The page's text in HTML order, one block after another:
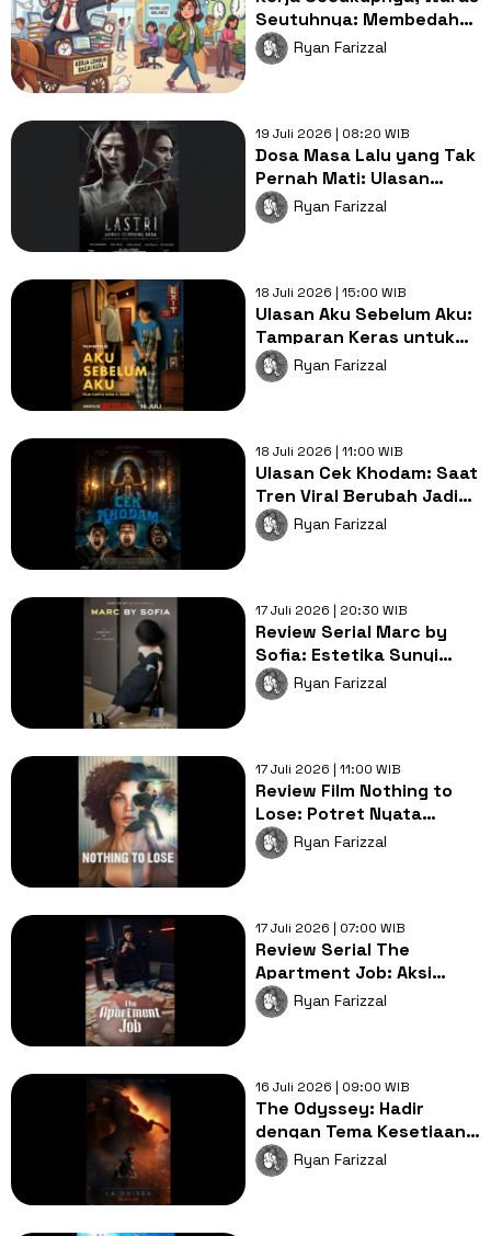
Seutuhnya: Membedah
Tren Quiet Quitting ala
Gen Z
Ryan Farizzal
19 Juli 2026 | 08:20 WIB
Dosa Masa Lalu yang Tak
Pernah Mati: Ulasan
Mendalam Film Lastri
Arwah Kembang Desa
Ryan Farizzal
18 Juli 2026 | 15:00 WIB
Ulasan Aku Sebelum Aku:
Tamparan Keras untuk
Pola Asuh Orang Tua
yang Egois
Ryan Farizzal
18 Juli 2026 | 11:00 WIB
Ulasan Cek Khodam: Saat
Tren Viral Berubah Jadi
Komedi Horor yang
Segar!
Ryan Farizzal
17 Juli 2026 | 20:30 WIB
Review Serial Marc by
Sofia: Estetika Sunyi
Sofia Coppola yang
Memesona
Ryan Farizzal
17 Juli 2026 | 11:00 WIB
Review Film Nothing to
Lose: Potret Nyata
Ketimpangan Sosial
Zaman Sekarang
Ryan Farizzal
17 Juli 2026 | 07:00 WIB
Review Serial The
Apartment Job: Aksi
Tipu-tipu Cerdas
Berbalut Isu Sosial
Ryan Farizzal
16 Juli 2026 | 09:00 WIB
The Odyssey: Hadir
dengan Tema Kesetiaan
dan Perjalanan Heroik
yang Epik!
Ryan Farizzal